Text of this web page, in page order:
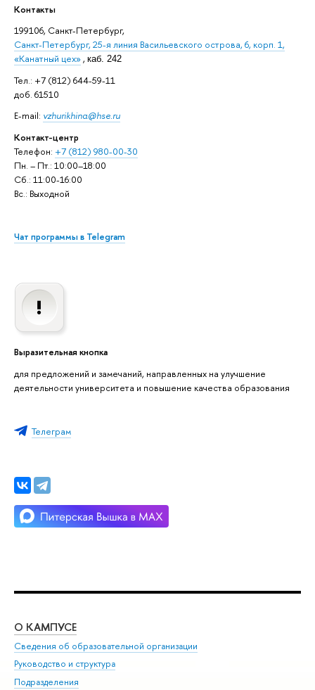
Контакты
199106, Санкт-Петербург,
Санкт-Петербург, 25-я линия Васильевского острова, 6, корп. 1,
«Канатный цех», каб. 242
Тел.: +7 (812) 644-59-11
доб. 61510
E-mail: vzhurikhina@hse.ru
Контакт-центр
Телефон: +7 (812) 980-00-30
Пн. – Пт.: 10:00–18:00
Сб.: 11:00-16:00
Вс.: Выходной
Чат программы в Telegram
Выразительная кнопка
для предложений и замечаний, направленных на улучшение
деятельности университета и повышение качества образования
Телеграм
О КАМПУСЕ
Сведения об образовательной организации
Руководство и структура
Подразделения